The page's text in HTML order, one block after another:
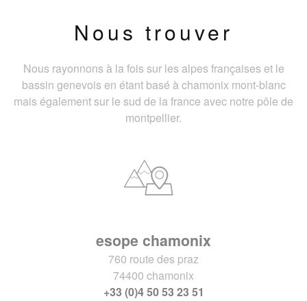
Nous trouver
Nous rayonnons à la fois sur les alpes françaises et le
bassin genevois en étant basé à chamonix mont-blanc
mais également sur le sud de la france avec notre pôle de
montpellier.
esope chamonix
760 route des praz
74400 chamonix
+33 (0)4 50 53 23 51